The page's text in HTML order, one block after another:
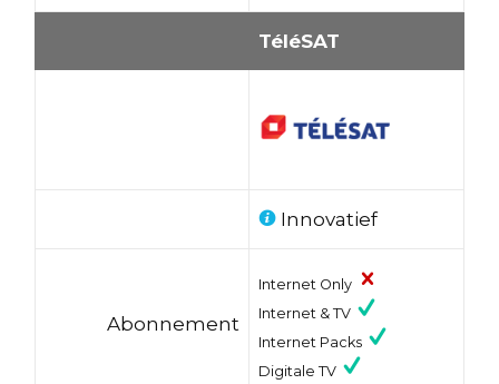
TéléSAT
Innovatief
Abonnement
Internet Only
Internet & TV
Internet Packs
Digitale TV